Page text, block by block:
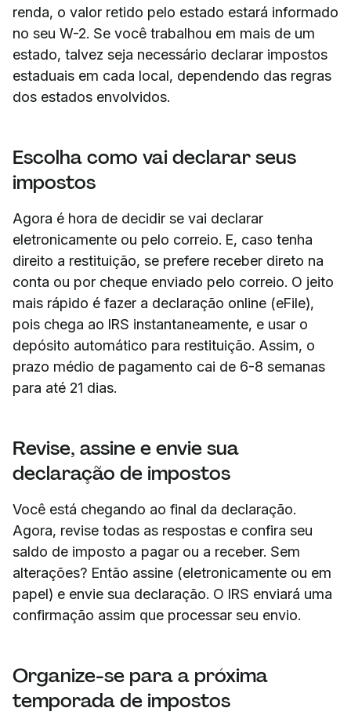
renda, o valor retido pelo estado estará informado
no seu W-2. Se você trabalhou em mais de um
estado, talvez seja necessário declarar impostos
estaduais em cada local, dependendo das regras
dos estados envolvidos.
Escolha como vai declarar seus
impostos
Agora é hora de decidir se vai declarar
eletronicamente ou pelo correio. E, caso tenha
direito a restituição, se prefere receber direto na
conta ou por cheque enviado pelo correio. O jeito
mais rápido é fazer a declaração online (eFile),
pois chega ao IRS instantaneamente, e usar o
depósito automático para restituição. Assim, o
prazo médio de pagamento cai de 6-8 semanas
para até 21 dias.
Revise, assine e envie sua
declaração de impostos
Você está chegando ao final da declaração.
Agora, revise todas as respostas e confira seu
saldo de imposto a pagar ou a receber. Sem
alterações? Então assine (eletronicamente ou em
papel) e envie sua declaração. O IRS enviará uma
confirmação assim que processar seu envio.
Organize-se para a próxima
temporada de impostos